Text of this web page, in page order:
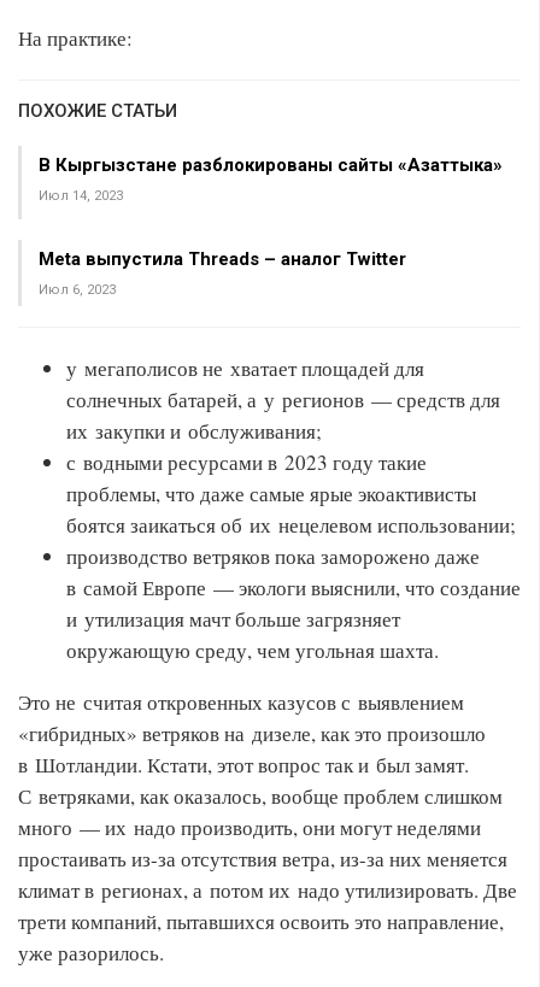
На практике:
ПОХОЖИЕ СТАТЬИ
В Кыргызстане разблокированы сайты «Азаттыка»
Июл 14, 2023
Meta выпустила Threads – аналог Twitter
Июл 6, 2023
у мегаполисов не хватает площадей для
солнечных батарей, а у регионов — средств для
их закупки и обслуживания;
с водными ресурсами в 2023 году такие
проблемы, что даже самые ярые экоактивисты
боятся заикаться об их нецелевом использовании;
производство ветряков пока заморожено даже
в самой Европе — экологи выяснили, что создание
и утилизация мачт больше загрязняет
окружающую среду, чем угольная шахта.
Это не считая откровенных казусов с выявлением
«гибридных» ветряков на дизеле, как это произошло
в Шотландии. Кстати, этот вопрос так и был замят.
С ветряками, как оказалось, вообще проблем слишком
много — их надо производить, они могут неделями
простаивать из-за отсутствия ветра, из-за них меняется
климат в регионах, а потом их надо утилизировать. Две
трети компаний, пытавшихся освоить это направление,
уже разорилось.